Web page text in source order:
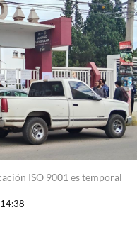
ISO 9001 es temporal